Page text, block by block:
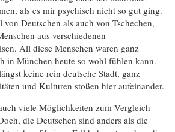
als es mir psychisch nicht so gut ging.
Deutschen als auch von Tschechen,
aus verschiedenen
All diese Menschen waren ganz
in München heute so wohl fühlen kann.
keine rein deutsche Stadt, ganz
und Kulturen stoßen hier aufeinander.
viele Möglichkeiten zum Vergleich
die Deutschen sind anders als die